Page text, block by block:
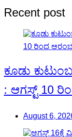
Recent post
ಕೂಡು
: ಆಗಸ್ಟ್ 10
August 6,